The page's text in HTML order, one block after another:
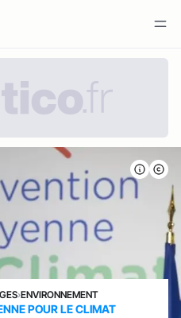
›ENVIRONNEMENT
POUR LE CLIMAT